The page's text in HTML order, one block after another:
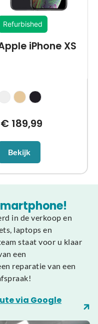
Refurbished
iPhone XS
€ 189,99
Bekijk
in de verkoop en
laptops en
staat voor u klaar
een
reparatie van een
via Google